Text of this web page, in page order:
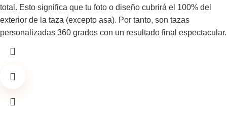
total. Esto significa que tu foto o diseño cubrirá el 100% del
exterior de la taza (excepto asa). Por tanto, son tazas
personalizadas 360 grados con un resultado final espectacular.